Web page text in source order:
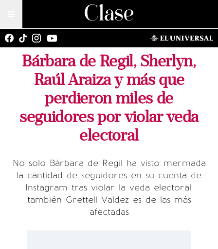
Bárbara de Regil, Sherlyn,
Raúl Araiza y más que
perdieron miles de
seguidores por violar veda
electoral
No solo Bárbara de Regil ha visto mermada
la cantidad de seguidores en su cuenta de
Instagram tras violar la veda electoral;
también Grettell Valdez es de las más
afectadas